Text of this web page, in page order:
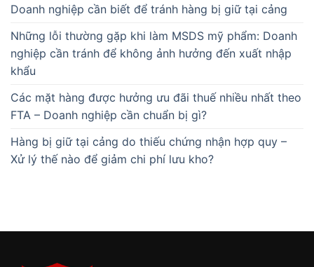
Doanh nghiệp cần biết để tránh hàng bị giữ tại cảng
Những lỗi thường gặp khi làm MSDS mỹ phẩm: Doanh
nghiệp cần tránh để không ảnh hưởng đến xuất nhập
khẩu
Các mặt hàng được hưởng ưu đãi thuế nhiều nhất theo
FTA – Doanh nghiệp cần chuẩn bị gì?
Hàng bị giữ tại cảng do thiếu chứng nhận hợp quy –
Xử lý thế nào để giảm chi phí lưu kho?